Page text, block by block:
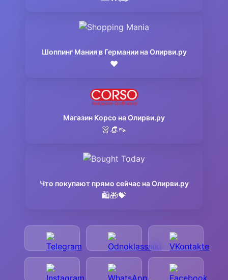
Шоппинг Мания в Германии на Олирви.ру
❤️
Магазин Корсо на Олирви.ру
👗👒👡
Что покупают прямо сейчас на Олирви.ру
🛍️🎁💝